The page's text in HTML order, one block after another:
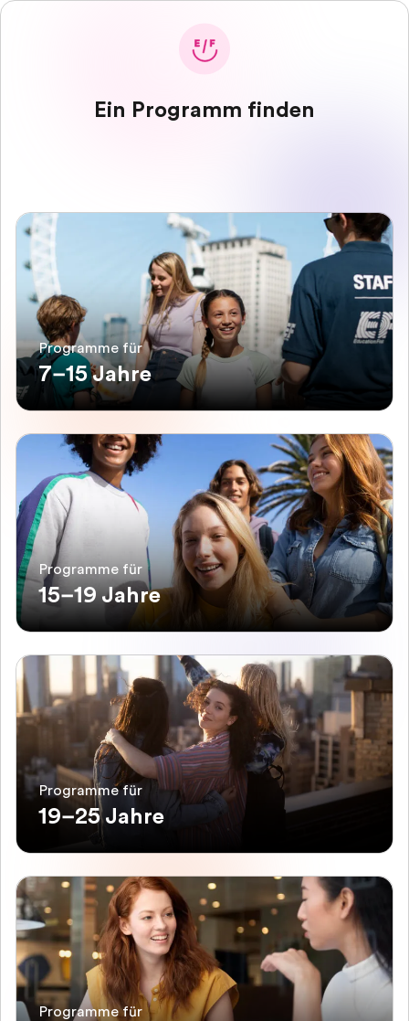
Ein Programm finden
Programme für
7–15 Jahre
Programme für
15–19 Jahre
Programme für
19–25 Jahre
Programme für